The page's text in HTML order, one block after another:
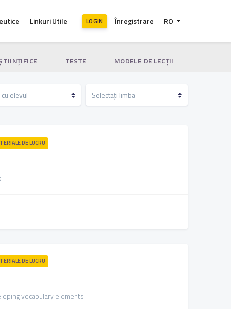
Linkuri Utile LOGIN Înregistrare RO
TESTE MODELE DE LECȚII
DE LUCRU
DE LUCRU
vocabulary elements